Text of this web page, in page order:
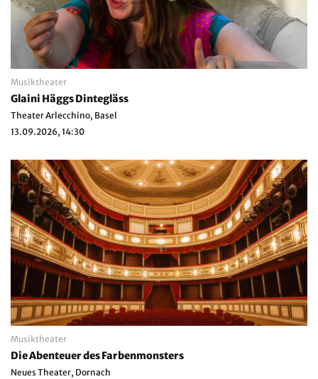
Musiktheater
Glaini Häggs Dintegläss
Theater Arlecchino, Basel
13.09.2026, 14:30
Musiktheater
Die Abenteuer des Farbenmonsters
Neues Theater, Dornach